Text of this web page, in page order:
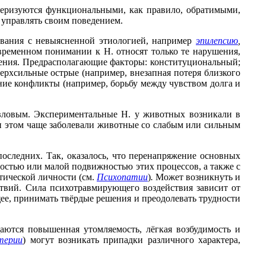
функциональными, как правило, обратимыми,
своим поведением.
с невыясненной этиологией, например эпилепсию
понимании к Н. относят только те нарушения,
Предрасполагающие факторы: конституциональный;
острые (например, внезапная потеря близкого
конфликты (например, борьбу между чувством долга и
Экспериментальные Н. у животных возникали в
чаще заболевали животные со слабым или сильным
Так, оказалось, что перенапряжение основных
или малой подвижностью этих процессов, а также с
личности (см. Психопатии). Может возникнуть и
Сила психотравмирующего воздействия зависит от
принимать твёрдые решения и преодолевать трудности
повышенная утомляемость, лёгкая возбудимость и
) могут возникать припадки различного характера,